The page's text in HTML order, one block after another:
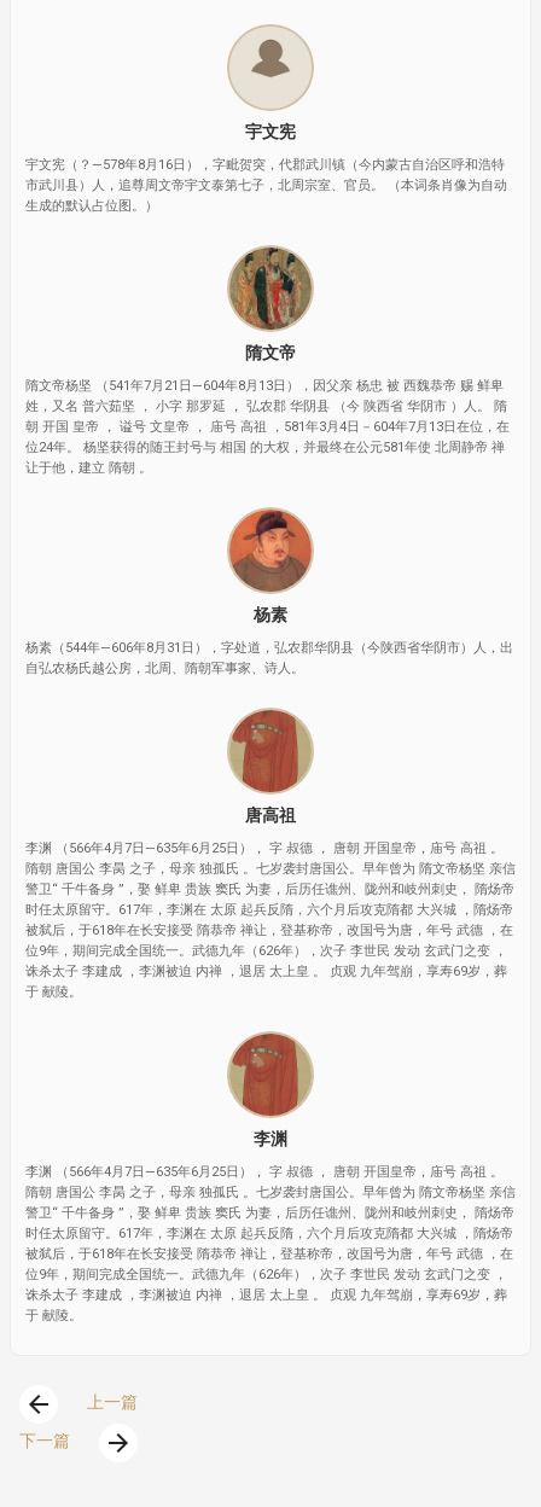
宇文宪
宇文宪（？—578年8月16日），字毗贺突，代郡武川镇（今内蒙古自治区呼和浩特
市武川县）人，追尊周文帝宇文泰第七子，北周宗室、官员。 （本词条肖像为自动
生成的默认占位图。）
隋文帝
隋文帝杨坚 （541年7月21日—604年8月13日），因父亲 杨忠 被 西魏恭帝 赐 鲜卑
姓，又名 普六茹坚 ， 小字 那罗延 ， 弘农郡 华阴县 （今 陕西省 华阴市 ）人。 隋
朝 开国 皇帝 ， 谥号 文皇帝 ， 庙号 高祖 ，581年3月4日－604年7月13日在位，在
位24年。 杨坚获得的随王封号与 相国 的大权，并最终在公元581年使 北周静帝 禅
让于他，建立 隋朝 。
杨素
杨素（544年—606年8月31日），字处道，弘农郡华阴县（今陕西省华阴市）人，出
自弘农杨氏越公房，北周、隋朝军事家、诗人。
唐高祖
李渊 （566年4月7日—635年6月25日）， 字 叔德 ， 唐朝 开国皇帝，庙号 高祖 。
隋朝 唐国公 李昺 之子，母亲 独孤氏 。七岁袭封唐国公。早年曾为 隋文帝杨坚 亲信
警卫“ 千牛备身 ”，娶 鲜卑 贵族 窦氏 为妻，后历任谯州、陇州和岐州刺史， 隋炀帝
时任太原留守。617年，李渊在 太原 起兵反隋，六个月后攻克隋都 大兴城 ，隋炀帝
被弑后，于618年在长安接受 隋恭帝 禅让，登基称帝，改国号为唐，年号 武德 ，在
位9年，期间完成全国统一。武德九年（626年），次子 李世民 发动 玄武门之变 ，
诛杀太子 李建成 ，李渊被迫 内禅 ，退居 太上皇 。 贞观 九年驾崩，享寿69岁，葬
于 献陵。
李渊
李渊 （566年4月7日—635年6月25日）， 字 叔德 ， 唐朝 开国皇帝，庙号 高祖 。
隋朝 唐国公 李昺 之子，母亲 独孤氏 。七岁袭封唐国公。早年曾为 隋文帝杨坚 亲信
警卫“ 千牛备身 ”，娶 鲜卑 贵族 窦氏 为妻，后历任谯州、陇州和岐州刺史， 隋炀帝
时任太原留守。617年，李渊在 太原 起兵反隋，六个月后攻克隋都 大兴城 ，隋炀帝
被弑后，于618年在长安接受 隋恭帝 禅让，登基称帝，改国号为唐，年号 武德 ，在
位9年，期间完成全国统一。武德九年（626年），次子 李世民 发动 玄武门之变 ，
诛杀太子 李建成 ，李渊被迫 内禅 ，退居 太上皇 。 贞观 九年驾崩，享寿69岁，葬
于 献陵。
arrow_back
上一篇
下一篇
arrow_forward